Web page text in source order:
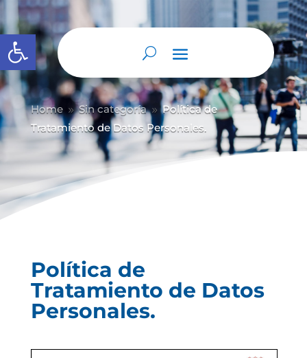
Abrir barra de herramientas
Home 9 Sin categoría 9 Política de
Tratamiento de Datos Personales.
Política de
Tratamiento de Datos
Personales.